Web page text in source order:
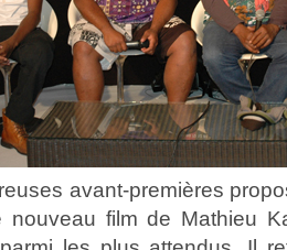
avant-premières
nouveau film de Mathieu